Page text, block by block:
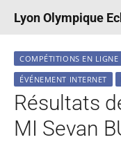
Lyon Olympique
COMPÉTITIONS EN LIGNE
ÉVÉNEMENT INTERNET
Résultats
MI Sevan